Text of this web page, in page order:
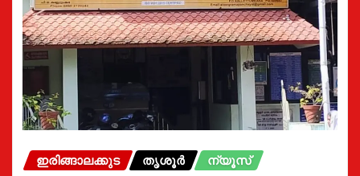
ഇരിങ്ങാലക്കുട തൃശൂർ ന്യൂസ്